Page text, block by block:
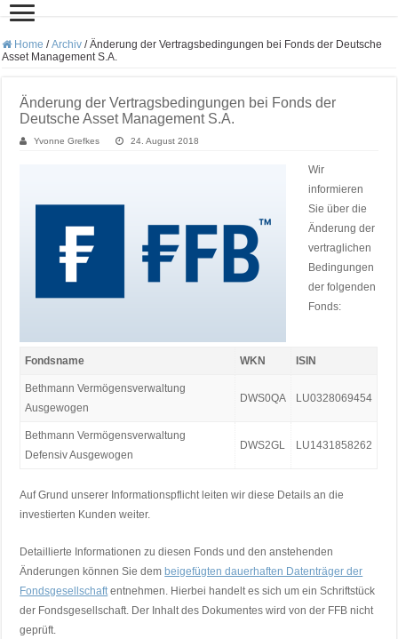
Home / Archiv / Änderung der Vertragsbedingungen bei Fonds der Deutsche
Asset Management S.A.
Änderung der Vertragsbedingungen bei Fonds der
Deutsche Asset Management S.A.
Yvonne Grefkes 24. August 2018
Wir
informieren
Sie über die
Änderung der
vertraglichen
Bedingungen
der folgenden
Fonds:
Fondsname WKN ISIN
Bethmann Vermögensverwaltung
Ausgewogen
DWS0QA LU0328069454
Bethmann Vermögensverwaltung
Defensiv Ausgewogen
DWS2GL LU1431858262
Auf Grund unserer Informationspflicht leiten wir diese Details an die
investierten Kunden weiter.
Detaillierte Informationen zu diesen Fonds und den anstehenden
Änderungen können Sie dem beigefügten dauerhaften Datenträger der
Fondsgesellschaftentnehmen. Hierbei handelt es sich um ein Schriftstück
der Fondsgesellschaft. Der Inhalt des Dokumentes wird von der FFB nicht
geprüft.